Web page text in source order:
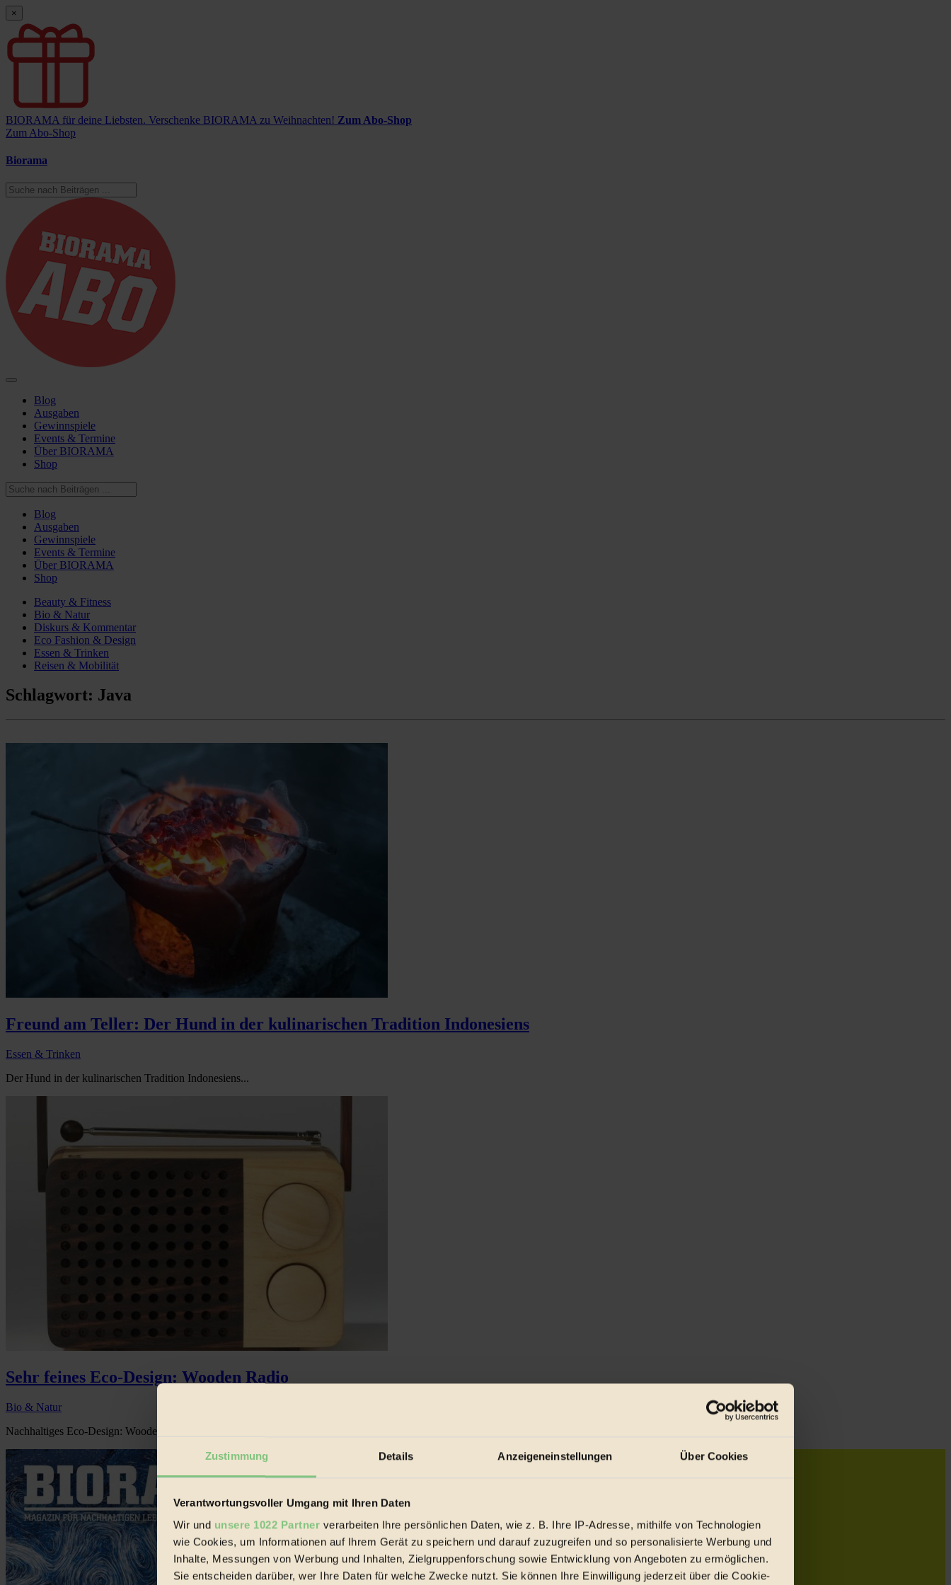
Zustimmung Details Anzeigeneinstellungen Über Cookies
Verantwortungsvoller Umgang mit Ihren Daten
Wir und unsere 1022 Partner verarbeiten Ihre persönlichen Daten, wie z. B. Ihre IP-Adresse, mithilfe von Technologien
wie Cookies, um Informationen auf Ihrem Gerät zu speichern und darauf zuzugreifen und so personalisierte Werbung und
Inhalte, Messungen von Werbung und Inhalten, Zielgruppenforschung sowie Entwicklung von Angeboten zu ermöglichen.
Sie entscheiden darüber, wer Ihre Daten für welche Zwecke nutzt. Sie können Ihre Einwilligung jederzeit über die Cookie-
×
BIORAMA für deine Liebsten. Verschenke BIORAMA zu Weihnachten! Zum Abo-Shop
Zum Abo-Shop
Biorama
Blog
Ausgaben
Gewinnspiele
Events & Termine
Über BIORAMA
Shop
Blog
Ausgaben
Gewinnspiele
Events & Termine
Über BIORAMA
Shop
Beauty & Fitness
Bio & Natur
Diskurs & Kommentar
Eco Fashion & Design
Essen & Trinken
Reisen & Mobilität
Schlagwort: Java
Freund am Teller: Der Hund in der kulinarischen Tradition Indonesiens
Essen & Trinken
Der Hund in der kulinarischen Tradition Indonesiens...
Sehr feines Eco-Design: Wooden Radio
Bio & Natur
Nachhaltiges Eco-Design: Wooden Radio wird unter ökologischen und sozial fairen Produktions-Gesichtspunkten in Java hergestellt...